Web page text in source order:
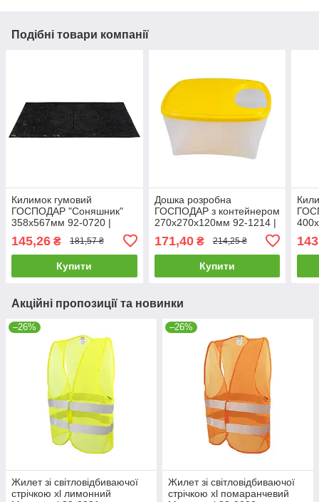
Подібні товари компанії
Килимок гумовий
ГОСПОДАР "Соняшник"
358х567мм 92-0720 |
ГОСПОДАР "Подсолнух"
358х567мм 92-0720
145,26 ₴ 181,57 ₴
Купити
Дошка розробна
ГОСПОДАР з контейнером
270х270х120мм 92-1214 |
ГОСПОДАР с
контейнером
270х270х120мм 92-1214
171,40₴ 214,25 ₴
Купити
Акційні пропозиції та новинки
–26%
Жилет зі світловідбиваючої
стрічкою xl лимонний
–26%
Жилет зі світловідбиваючої
стрічкою xl помаранчевий